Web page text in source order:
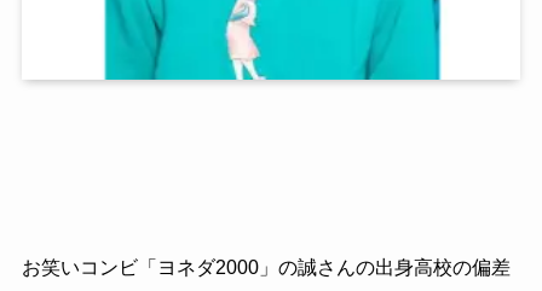
お笑いコンビ「ヨネダ2000」の誠さんの出身高校の偏差